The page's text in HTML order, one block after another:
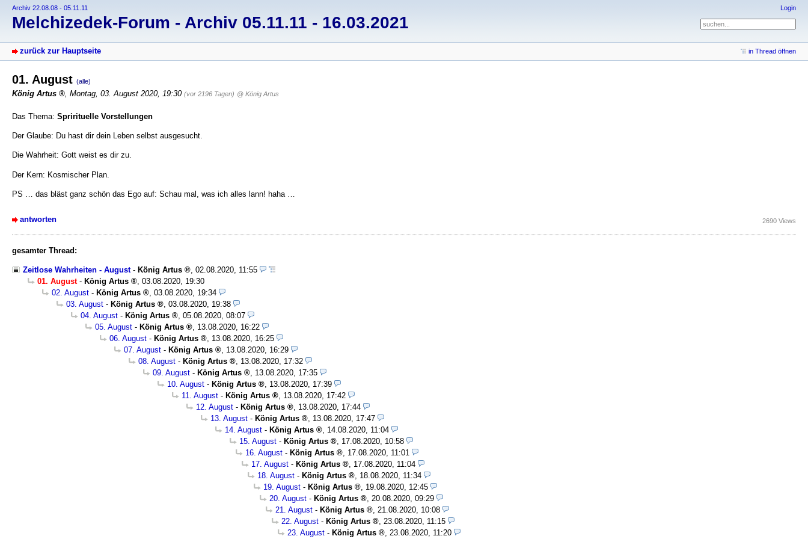
Archiv 22.08.08 - 05.11.11
Melchizedek-Forum - Archiv 05.11.11 - 16.03.2021
Login
zurück zur Hauptseite in Thread öffnen
01. August (alle)
König Artus , Montag, 03. August 2020, 19:30 (vor 2196 Tagen) @ König Artus
Das Thema: Sprirituelle Vorstellungen
Der Glaube: Du hast dir dein Leben selbst ausgesucht.
Die Wahrheit: Gott weist es dir zu.
Der Kern: Kosmischer Plan.
PS … das bläst ganz schön das Ego auf: Schau mal, was ich alles lann! haha …
antworten 2690 Views
gesamter Thread:
Zeitlose Wahrheiten - August- König Artus
02.08.2020, 11:55
01. August- König Artus
03.08.2020, 19:30
02. August - König Artus
03.08.2020, 19:34
03. August - König Artus
03.08.2020, 19:38
04. August - König Artus
05.08.2020, 08:07
05. August - König Artus
13.08.2020, 16:22
06. August - König Artus
13.08.2020, 16:25
07. August - König Artus
13.08.2020, 16:29
08. August - König Artus
13.08.2020, 17:32
09. August - König Artus
13.08.2020, 17:35
10. August - König Artus
13.08.2020, 17:39
11. August - König Artus
13.08.2020, 17:42
12. August - König Artus
13.08.2020, 17:44
13. August - König Artus
13.08.2020, 17:47
14. August - König Artus
14.08.2020, 11:04
15. August - König Artus
17.08.2020, 10:58
16. August - König Artus
17.08.2020, 11:01
17. August - König Artus
17.08.2020, 11:04
18. August - König Artus
18.08.2020, 11:34
19. August - König Artus
19.08.2020, 12:45
20. August - König Artus
20.08.2020, 09:29
21. August - König Artus
21.08.2020, 10:08
22. August - König Artus
23.08.2020, 11:15
23. August - König Artus 23.08.2020, 11:20